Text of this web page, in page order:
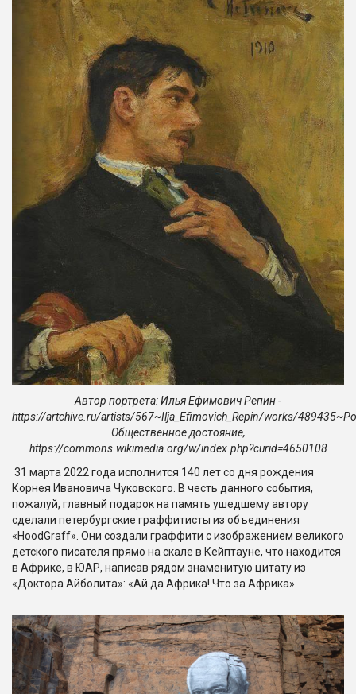
Автор портрета: Илья Ефимович Репин -
https://artchive.ru/artists/567~Ilja_Efimovich_Repin/works/
Общественное достояние,
https://commons.wikimedia.org/w/index.php?curid=4650108
31 марта 2022 года исполнится 140 лет со дня рождения
Корнея Ивановича Чуковского. В честь данного события,
пожалуй, главный подарок на память ушедшему автору
сделали петербургские граффитисты из объединения
«HoodGraff». Они создали граффити с изображением великого
детского писателя прямо на скале в Кейптауне, что находится
в Африке, в ЮАР, написав рядом знаменитую цитату из
«Доктора Айболита»: «Ай да Африка! Что за Африка».